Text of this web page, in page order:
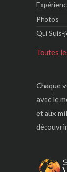
Photos
Qui Suis-
Toutes
Chaque
avec le
et aux